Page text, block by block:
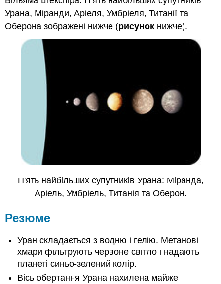
Урана, Міранди, Аріеля, Умбріеля, Титанії та
Оберона зображені нижче (рисунок нижче).
П'ять найбільших супутників Урана: Міранда,
Аріель, Умбріель, Титанія та Оберон.
Резюме
Уран складається з водню і гелію. Метанові
хмари фільтрують червоне світло і надають
планеті синьо-зелений колір.
Вісь обертання Урана нахилена майже